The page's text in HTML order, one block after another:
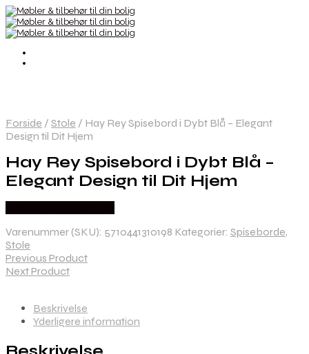
Forside / Stole / Hay Rey Spisebord i Dybt Blå – Elegant
Design til Dit Hjem
Hay Rey Spisebord i Dybt Blå –
Elegant Design til Dit Hjem
Varenummer (SKU): 5710441310198 Kategorier: Spiseborde,
Stole
Previous Product
Next Product
Beskrivelse
Yderligere information